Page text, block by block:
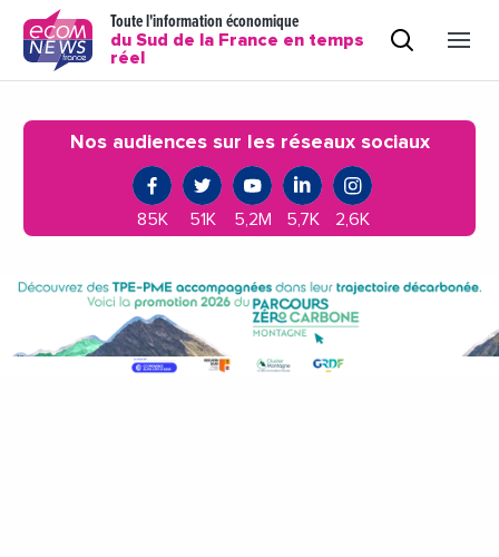
Toute l'information économique
du Sud de la France en temps
réel
Nos audiences sur les réseaux sociaux
85K 51K 5,2M 5,7K 2,6K